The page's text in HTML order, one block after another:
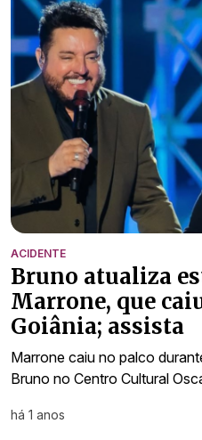
ACIDENTE
Bruno atualiza
Marrone, que
Goiânia; assista
Marrone caiu no palco
Bruno no Centro Cultural
há 1 anos